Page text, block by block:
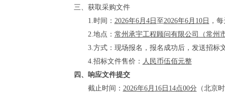
三、获取采购文件
1. 时间： 2026年6月 4日至2026年6月 10日 ，
2. 地点： 常州承宇工程顾问有限公司（常州
3.方式： 现场报名，报名成功后，发送招标
4.招标文件售价： 人民币伍佰元整
四、响应文件提交
截止时间： 2026年6月 16日 14点00分（北京